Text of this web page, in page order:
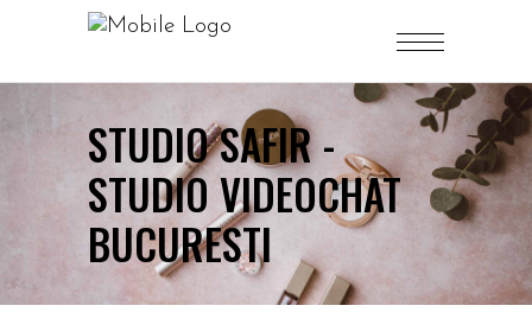
STUDIO SAFIR -
STUDIO VIDEOCHAT
BUCURESTI